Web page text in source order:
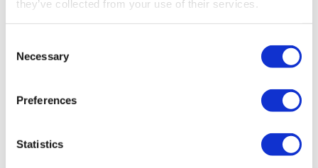
they’ve collected from your use of their services.
Selection
Necessary
Preferences
Statistics
Lukendeckel